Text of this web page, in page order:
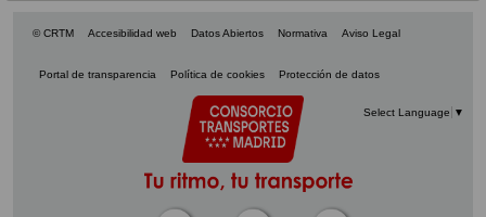
© CRTM Accesibilidad web Datos Abiertos Normativa Aviso Legal
Portal de transparencia Política de cookies Protección de datos
Select Language ▼